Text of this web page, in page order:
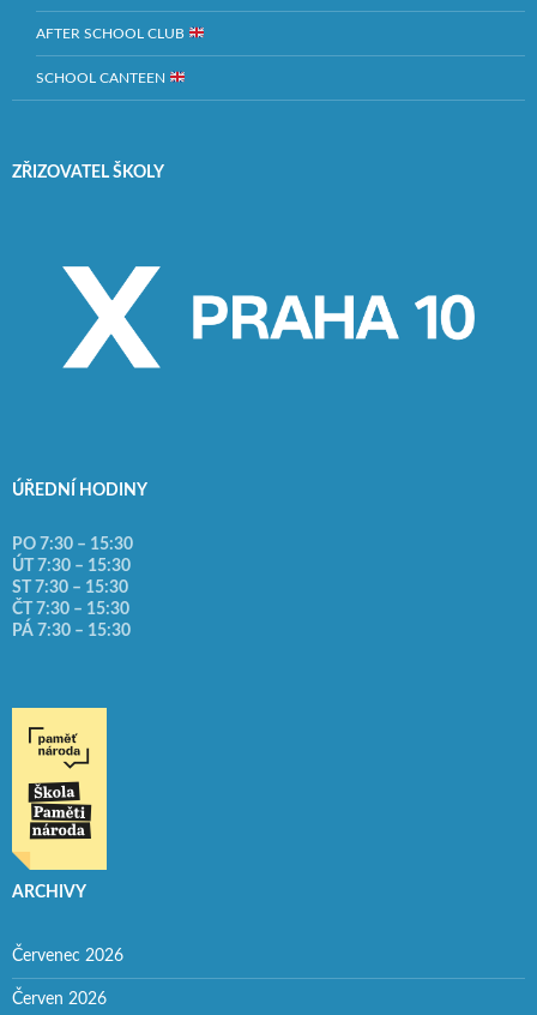
AFTER SCHOOL CLUB
SCHOOL CANTEEN
ZŘIZOVATEL ŠKOLY
ÚŘEDNÍ HODINY
PO 7:30 – 15:30
ÚT 7:30 – 15:30
ST 7:30 – 15:30
ČT 7:30 – 15:30
PÁ 7:30 – 15:30
ARCHIVY
Červenec 2026
Červen 2026